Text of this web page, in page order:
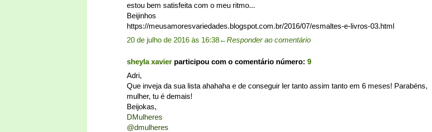
estou bem satisfeita com o meu ritmo...
Beijinhos
https://meusamoresvariedades.blogspot.com.br/2016/07/esmaltes-e-livros-03.html
20 de julho de 2016 às 16:38←Responder ao comentário
sheyla xavier participou com o comentário número: 9
Adri,
Que inveja da sua lista ahahaha e de conseguir ler tanto assim tanto em 6 meses! Parabéns,
mulher, tu é demais!
Beijokas,
DMulheres
@dmulheres